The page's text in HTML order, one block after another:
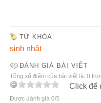
TỪ KHÓA:
sinh nhật
ĐÁNH GIÁ BÀI VIẾT
Tổng số điểm của bài viết là: 0
Click để
Được đánh giá 0/5